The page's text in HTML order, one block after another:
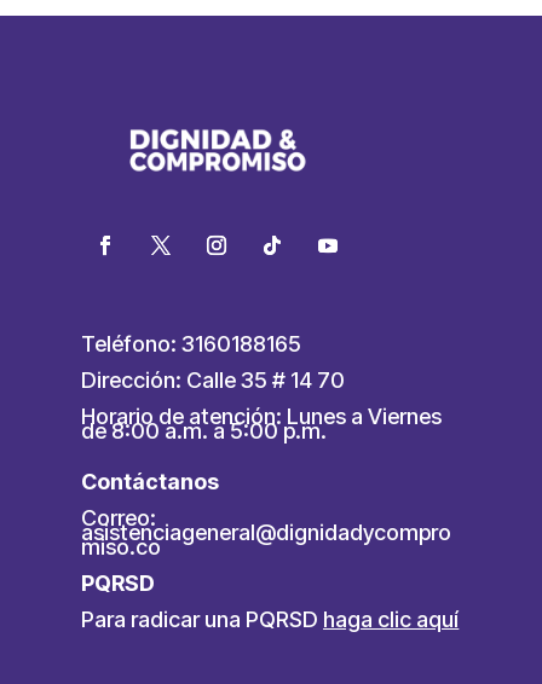
Teléfono: 3160188165
Dirección: Calle 35 # 14 70
Horario de atención: Lunes a Viernes
de 8:00 a.m. a 5:00 p.m.
Contáctanos
Correo:
asistenciageneral@dignidadycompro
miso.co
PQRSD
Para radicar una PQRSD haga clic aquí